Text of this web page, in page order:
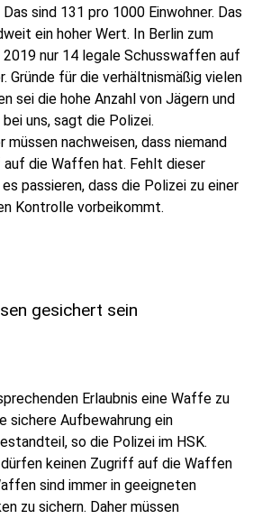
sind 131 pro 1000 Einwohner. Das
ein hoher Wert. In Berlin zum
2019 nur 14 legale Schusswaffen auf
Gründe für die verhältnismäßig vielen
sei die hohe Anzahl von Jägern und
uns, sagt die Polizei.
nachweisen, dass niemand
die Waffen hat. Fehlt dieser
passieren, dass die Polizei zu einer
Kontrolle vorbeikommt.
gesichert sein
Erlaubnis eine Waffe zu
sichere Aufbewahrung ein
so die Polizei im HSK.
keinen Zugriff auf die Waffen
sind immer in geeigneten
zu sichern. Daher müssen